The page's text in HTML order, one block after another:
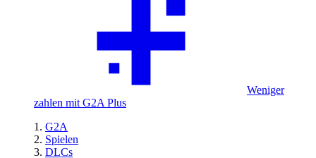
Weniger
zahlen mit G2A Plus
G2A
Spielen
DLCs